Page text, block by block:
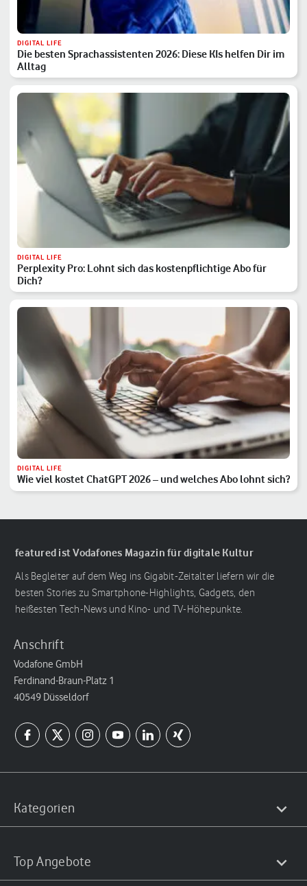
DIGITAL LIFE
Die besten Sprachassistenten 2026: Diese KIs helfen Dir im
Alltag
DIGITAL LIFE
Perplexity Pro: Lohnt sich das kostenpflichtige Abo für
Dich?
DIGITAL LIFE
Wie viel kostet ChatGPT 2026 – und welches Abo lohnt sich?
featured ist Vodafones Magazin für digitale Kultur
Als Begleiter auf dem Weg ins Gigabit-Zeitalter liefern wir die
besten Stories zu Smartphone-Highlights, Gadgets, den
heißesten Tech-News und Kino- und TV-Höhepunkte.
Anschrift
Vodafone GmbH
Ferdinand-Braun-Platz 1
40549 Düsseldorf
Kategorien
Top Angebote